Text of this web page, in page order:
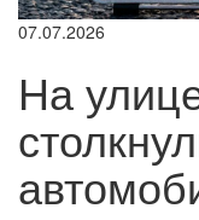
07.07.2026
На